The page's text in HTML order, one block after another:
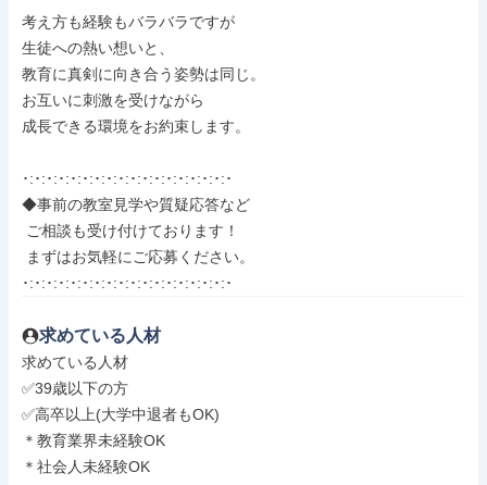
考え方も経験もバラバラですが
生徒への熱い想いと、
教育に真剣に向き合う姿勢は同じ。
お互いに刺激を受けながら
成長できる環境をお約束します。
･:･:･:･:･:･:･:･:･:･:･:･:･:･:･:･:･:･
◆事前の教室見学や質疑応答など
･:･:･:･:･:･:･:･:･:･:･:･:･:･:･:･:･:･
求めている人材
求めている人材
✅39歳以下の方
✅高卒以上(大学中退者もOK)
＊教育業界未経験OK
＊社会人未経験OK